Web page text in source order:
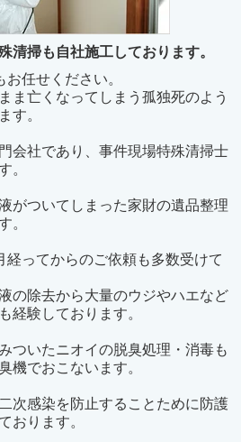
清掃も自社施工しております。
任せください。
ま亡くなってしまう孤独死のよう
す。
会社であり、事件現場特殊清掃士
。
がついてしまった家財の遺品整理
。
経ってからのご依頼も多数受けて
の除去から大量のウジやハエなど
経験しております。
ついたニオイの脱臭処理・消毒も
機でおこないます。
次感染を防止することために防護
おります。